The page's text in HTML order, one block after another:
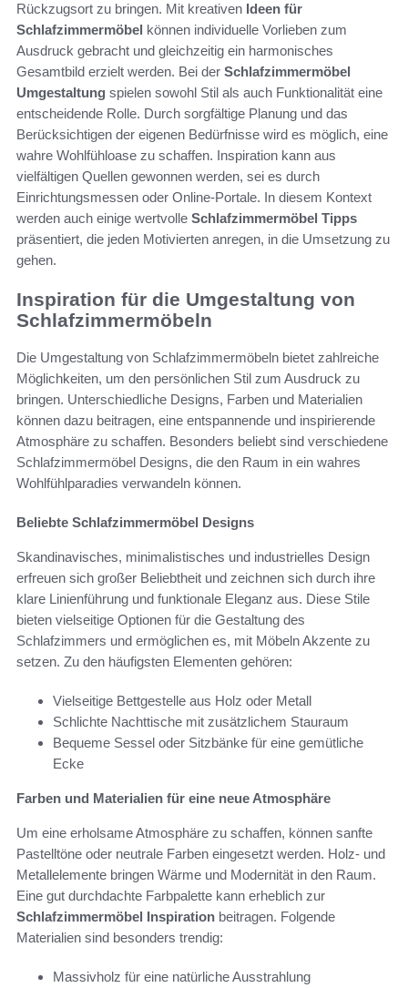
Rückzugsort zu bringen. Mit kreativen Ideen für
Schlafzimmermöbel können individuelle Vorlieben zum
Ausdruck gebracht und gleichzeitig ein harmonisches
Gesamtbild erzielt werden. Bei der Schlafzimmermöbel
Umgestaltung spielen sowohl Stil als auch Funktionalität eine
entscheidende Rolle. Durch sorgfältige Planung und das
Berücksichtigen der eigenen Bedürfnisse wird es möglich, eine
wahre Wohlfühloase zu schaffen. Inspiration kann aus
vielfältigen Quellen gewonnen werden, sei es durch
Einrichtungsmessen oder Online-Portale. In diesem Kontext
werden auch einige wertvolle Schlafzimmermöbel Tipps
präsentiert, die jeden Motivierten anregen, in die Umsetzung zu
gehen.
Inspiration für die Umgestaltung von
Schlafzimmermöbeln
Die Umgestaltung von Schlafzimmermöbeln bietet zahlreiche
Möglichkeiten, um den persönlichen Stil zum Ausdruck zu
bringen. Unterschiedliche Designs, Farben und Materialien
können dazu beitragen, eine entspannende und inspirierende
Atmosphäre zu schaffen. Besonders beliebt sind verschiedene
Schlafzimmermöbel Designs, die den Raum in ein wahres
Wohlfühlparadies verwandeln können.
Beliebte Schlafzimmermöbel Designs
Skandinavisches, minimalistisches und industrielles Design
erfreuen sich großer Beliebtheit und zeichnen sich durch ihre
klare Linienführung und funktionale Eleganz aus. Diese Stile
bieten vielseitige Optionen für die Gestaltung des
Schlafzimmers und ermöglichen es, mit Möbeln Akzente zu
setzen. Zu den häufigsten Elementen gehören:
Vielseitige Bettgestelle aus Holz oder Metall
Schlichte Nachttische mit zusätzlichem Stauraum
Bequeme Sessel oder Sitzbänke für eine gemütliche
Ecke
Farben und Materialien für eine neue Atmosphäre
Um eine erholsame Atmosphäre zu schaffen, können sanfte
Pastelltöne oder neutrale Farben eingesetzt werden. Holz- und
Metallelemente bringen Wärme und Modernität in den Raum.
Eine gut durchdachte Farbpalette kann erheblich zur
Schlafzimmermöbel Inspiration beitragen. Folgende
Materialien sind besonders trendig:
Massivholz für eine natürliche Ausstrahlung